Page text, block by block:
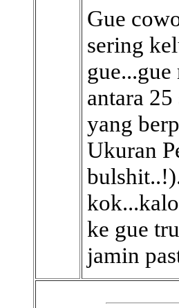
Gue
sering
antara
yang
Ukuran
ke gue
jamin